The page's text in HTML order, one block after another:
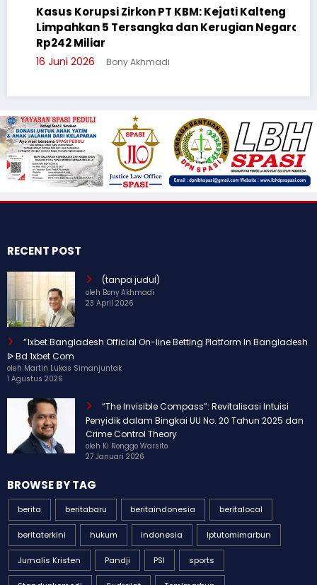
Korupsi Zirkon PT KBM: Kejati Kalteng
5 Tersangka dan Kerugian Negara
Miliar
Bony Akhmadi
Cegah
RECENT POST
(tanpa judul)
oleh Bony Akhmadi
23 April 2026
“1xbet Bangladesh Official On-line Betting Platform In Bangladesh
ᐉ Bd 1xbet Com
oleh Martin Lukas Simanjuntak
1 Agustus 2026
“The Invisible Compass”: Revitalisasi Intuisi
Penyidik dalam Bingkai UU No. 20 Tahun 2025 dan
Crime Control Theory
oleh Ki Ronggo Warsito
27 Januari 2026
BROWSE BY TAG
berita beritabaru beritaindonesia beritalocal
beritaterkini hukum indonesia Iptutomimarbun
Jurnalis Kristen Pandji PSI sports